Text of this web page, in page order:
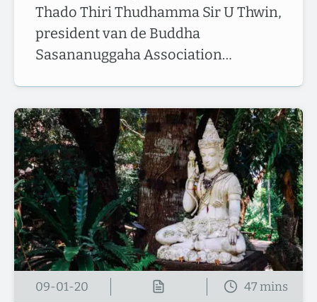
Thado Thiri Thudhamma Sir U Thwin,
president van de Buddha
Sasananuggaha Association…
09-01-20